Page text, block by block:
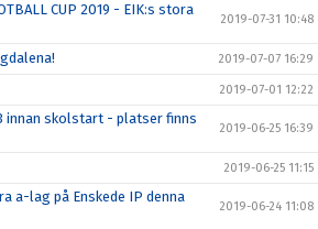
CUP 2019 - EIK:s stora
2019-07-31 10:48
2019-07-07 16:29
2019-07-01 12:22
innan skolstart - platser finns
2019-06-25 16:39
2019-06-25 11:15
a-lag på Enskede IP denna
2019-06-24 11:08